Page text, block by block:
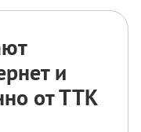
и
от ТТК